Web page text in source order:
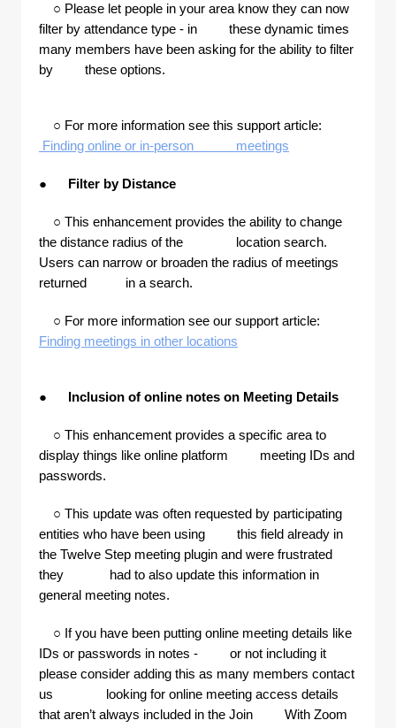
○ Please let people in your area know they can now
filter by attendance type - in these dynamic times
many members have been asking for the ability to filter
by these options.
○ For more information see this support article:
Finding online or in-person meetings
● Filter by Distance
○ This enhancement provides the ability to change
the distance radius of the location search.
Users can narrow or broaden the radius of meetings
returned in a search.
○ For more information see our support article:
Finding meetings in other locations
● Inclusion of online notes on Meeting Details
○ This enhancement provides a specific area to
display things like online platform meeting IDs and
passwords.
○ This update was often requested by participating
entities who have been using this field already in
the Twelve Step meeting plugin and were frustrated
they had to also update this information in
general meeting notes.
○ If you have been putting online meeting details like
IDs or passwords in notes - or not including it
please consider adding this as many members contact
us looking for online meeting access details
that aren’t always included in the Join With Zoom